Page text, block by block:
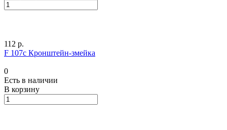
112 р.
F 107c Кронштейн-змейка
0
Есть в наличии
В корзину